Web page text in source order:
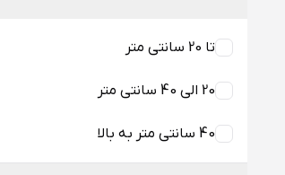
تا 20 سانتی متر
20 الی 40 سانتی متر
40 سانتی متر به بالا